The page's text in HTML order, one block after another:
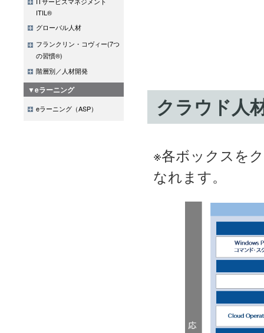
ITIL®
グローバル人材
フランクリン・コヴィー(7つ
の習慣®)
階層別／人材開発
▼eラーニング
eラーニング（ASP） クラウド人
※各ボックスを
なれます。